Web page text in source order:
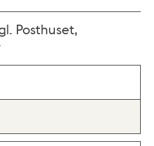
Posthuset,